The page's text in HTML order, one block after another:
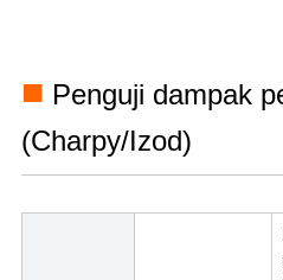
■ Penguji dampak
(Charpy/Izod)